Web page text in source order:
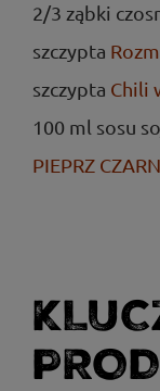
2/3 ząbki
szczypta
szczypta Chili
100 ml sosu
PIEPRZ